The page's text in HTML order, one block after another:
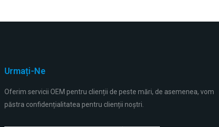
Urmați-Ne
Oferim servicii OEM pentru clienții de peste mări, de asemenea, vom
păstra confidențialitatea pentru clienții noștri.